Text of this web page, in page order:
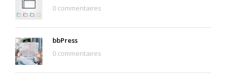
0 commentaires
bbPress
0 commentaires